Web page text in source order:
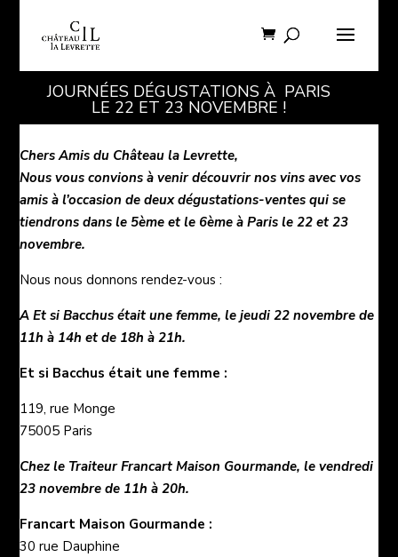
JOURNÉES DÉGUSTATIONS À PARIS
LE 22 ET 23 NOVEMBRE !
Chers Amis du Château la Levrette,
Nous vous convions à venir découvrir nos vins avec vos
amis à l’occasion de deux dégustations-ventes qui se
tiendrons dans le 5ème et le 6ème à Paris le 22 et 23
novembre.
Nous nous donnons rendez-vous :
A Et si Bacchus était une femme, le jeudi 22 novembre de
11h à 14h et de 18h à 21h.
Et si Bacchus était une femme :
119, rue Monge
75005 Paris
Chez le Traiteur Francart Maison Gourmande, le vendredi
23 novembre de 11h à 20h.
Francart Maison Gourmande :
30 rue Dauphine